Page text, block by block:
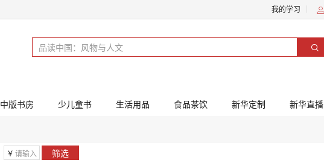
我的学习
中版书房 少儿童书 生活用品 食品茶饮 新华定制 新华直播
￥ 筛选